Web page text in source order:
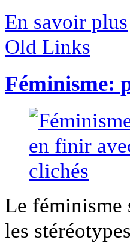
En savoir plus
Old Links
Féminisme:
Le féminisme
les